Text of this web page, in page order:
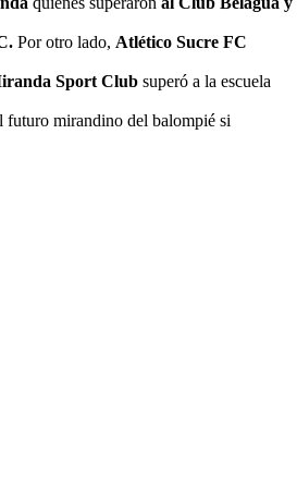
Por otro lado, Atlético Sucre FC
Sport Club superó a la escuela
futuro mirandino del balompié si